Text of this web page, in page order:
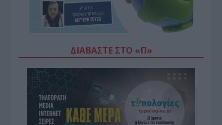
ΔΙΑΒΆΣΤΕ ΣΤΟ «Π»